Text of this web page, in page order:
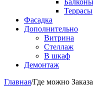
Балконы
Террасы
Фасадка
Дополнительно
Витрина
Стеллаж
В шкаф
Демонтаж
Главная/Где можно